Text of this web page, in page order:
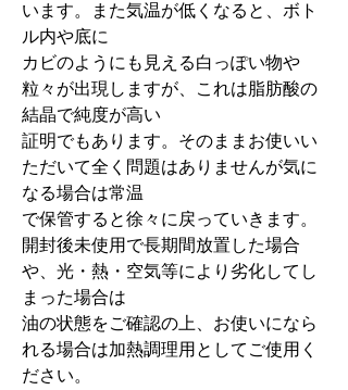
います。また気温が低くなると、ボト
ル内や底に
カビのようにも見える白っぽい物や
粒々が出現しますが、これは脂肪酸の
結晶で純度が高い
証明でもあります。そのままお使いい
ただいて全く問題はありませんが気に
なる場合は常温
で保管すると徐々に戻っていきます。
開封後未使用で長期間放置した場合
や、光・熱・空気等により劣化してし
まった場合は
油の状態をご確認の上、お使いになら
れる場合は加熱調理用としてご使用く
ださい。